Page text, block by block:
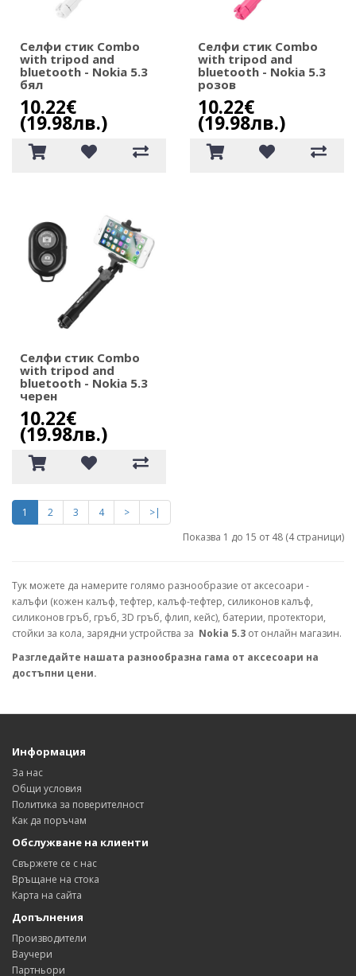
Селфи стик Combo
with tripod and
bluetooth - Nokia 5.3
бял
10.22€
(19.98лв.)
Селфи стик Combo
with tripod and
bluetooth - Nokia 5.3
розов
10.22€
(19.98лв.)
Селфи стик Combo
with tripod and
bluetooth - Nokia 5.3
черeн
10.22€
(19.98лв.)
1 2 3 4 >
>|
Показва 1 до 15 от 48 (4 страници)
Тук можете да намерите голямо разнообразие от аксесоари -
калъфи (кожен калъф, тефтер, калъф-тефтер, силиконов калъф,
силиконов гръб, гръб, 3D гръб, флип, кейс), батерии, протектори,
стойки за кола, зарядни устройства за Nokia 5.3 от онлайн магазин.
Разгледайте нашата разнообразна гама от аксесоари на
достъпни цени.
Информация
За нас
Общи условия
Политика за поверителност
Как да поръчам
Обслужване на клиенти
Свържете се с нас
Връщане на стока
Карта на сайта
Допълнения
Производители
Ваучери
Партньори